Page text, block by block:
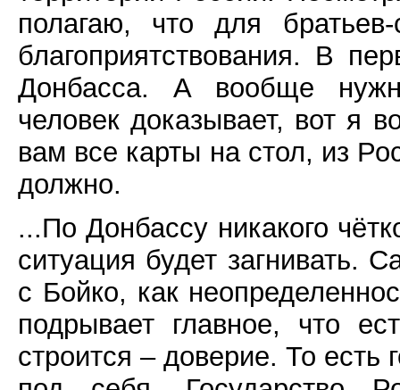
полагаю, что для
благоприятствования. В
Донбасса. А вообще
человек доказывает, вот я
вам все карты на стол, из
должно.
...По Донбассу никакого
ситуация будет загнивать.
с Бойко, как
подрывает главное, что
строится – доверие. То есть